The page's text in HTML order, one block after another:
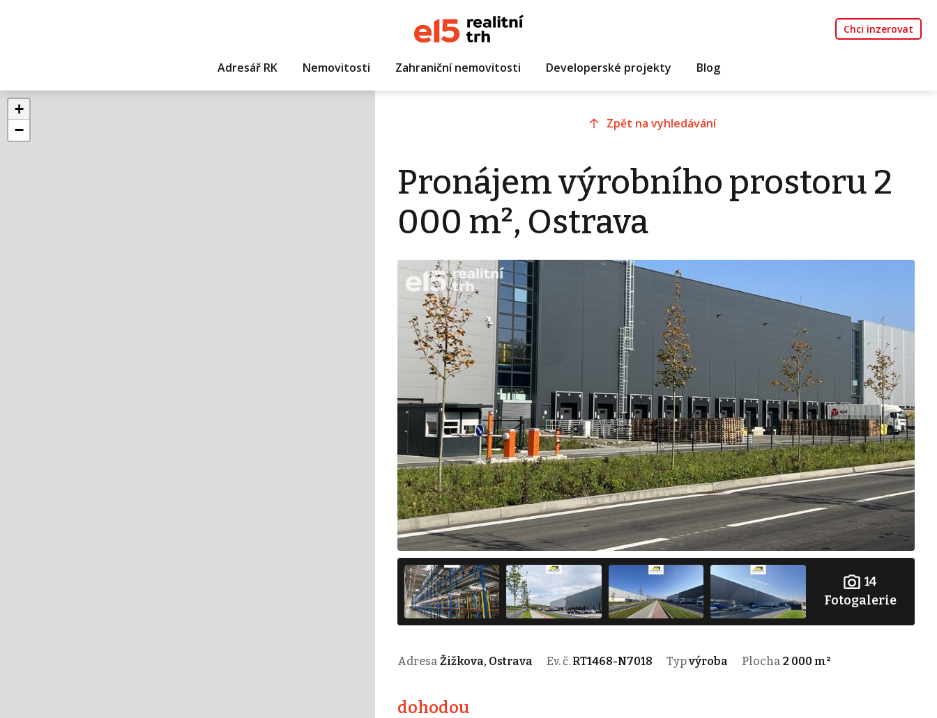
Chci inzerovat
Adresář RK Nemovitosti Zahraniční nemovitosti Developerské projekty Blog
+
−
Zpět na vyhledávání
Pronájem výrobního prostoru 2
000 m², Ostrava
14
Fotogalerie
Adresa Žižkova, Ostrava Ev. č. RT1468-N7018 Typvýroba Plocha 2 000 m²
dohodou